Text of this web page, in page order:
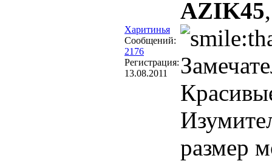
Харитинья
Сообщений:
2176
Регистрация:
13.08.2011
AZIK45
размер